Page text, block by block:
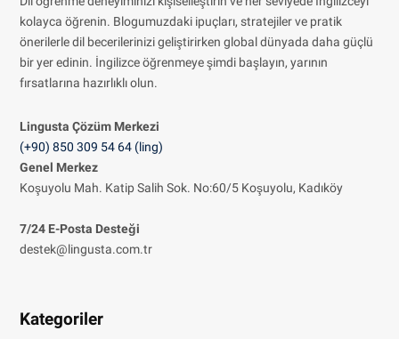
kolayca öğrenin. Blogumuzdaki ipuçları, stratejiler ve pratik
önerilerle dil becerilerinizi geliştirirken global dünyada daha güçlü
bir yer edinin. İngilizce öğrenmeye şimdi başlayın, yarının
fırsatlarına hazırlıklı olun.
Lingusta Çözüm Merkezi
(+90) 850 309 54 64 (ling)
Genel Merkez
Koşuyolu Mah. Katip Salih Sok. No:60/5 Koşuyolu, Kadıköy
7/24 E-Posta Desteği
destek@lingusta.com.tr
Kategoriler